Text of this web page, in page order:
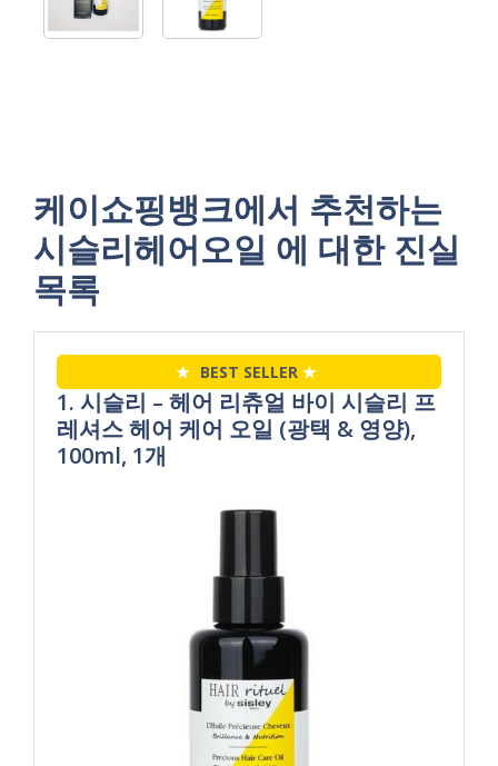
케이쇼핑뱅크에서 추천하는
시슬리헤어오일 에 대한 진실
목록
★ BEST SELLER ★
1. 시슬리 – 헤어 리츄얼 바이 시슬리 프
레셔스 헤어 케어 오일 (광택 & 영양),
100ml, 1개